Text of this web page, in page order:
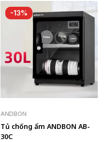
-13%
ANDBON
Tủ chống ẩm ANDBON AB-
30C